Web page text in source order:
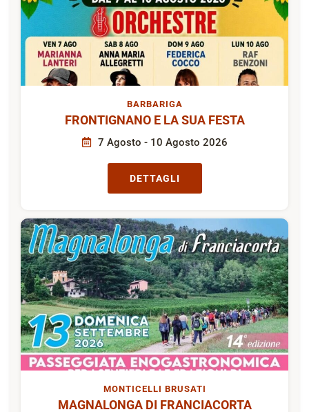
BARBARIGA
FRONTIGNANO E LA SUA FESTA
7 Agosto - 10 Agosto 2026
DETTAGLI
MONTICELLI BRUSATI
MAGNALONGA DI FRANCIACORTA